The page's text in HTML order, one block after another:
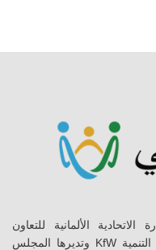
الألمانية للتعاون
الاقتصادي والتنمية (BMZ) من خلال بنك التنمية KfW وتديرها المجلس